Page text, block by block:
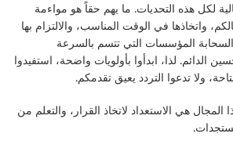
لكل هذه التحديات. ما يهم حقاً هو مواءمة
واتخاذها في الوقت المناسب، والالتزام بها
السحابة المؤسسات التي تتسم بالسرعة
الدائم. لذا، ابدأوا بأولويات واضحة، استفيدوا
ولا تدعوا التردد يعيق تقدمكم.
هي الاستعداد لاتخاذ القرار، والتعلم من